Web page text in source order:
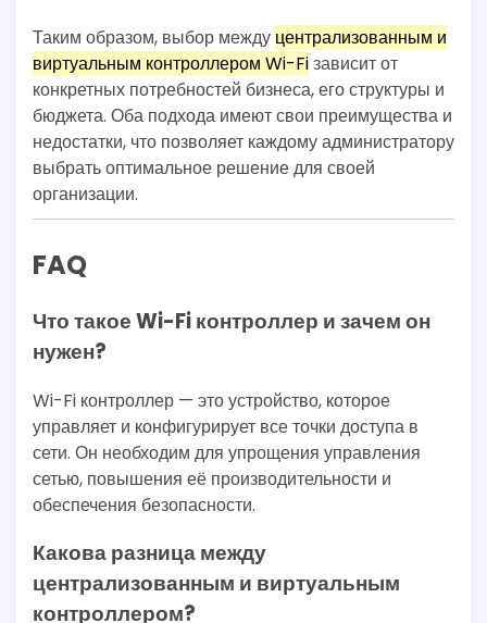
Таким образом, выбор между централизованным и
виртуальным контроллером Wi-Fiзависит от
конкретных потребностей бизнеса, его структуры и
бюджета. Оба подхода имеют свои преимущества и
недостатки, что позволяет каждому администратору
выбрать оптимальное решение для своей
организации.
FAQ
Что такое Wi-Fi контроллер и зачем он
нужен?
Wi-Fi контроллер — это устройство, которое
управляет и конфигурирует все точки доступа в
сети. Он необходим для упрощения управления
сетью, повышения её производительности и
обеспечения безопасности.
Какова разница между
централизованным и виртуальным
контроллером?